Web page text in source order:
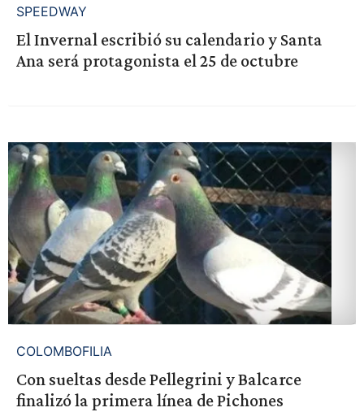
SPEEDWAY
El Invernal escribió su calendario y Santa
Ana será protagonista el 25 de octubre
COLOMBOFILIA
Con sueltas desde Pellegrini y Balcarce
finalizó la primera línea de Pichones